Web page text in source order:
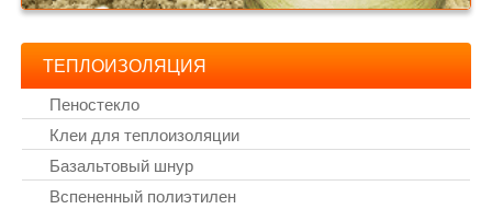
ТЕПЛОИЗОЛЯЦИЯ
Пеностекло
Клеи для теплоизоляции
Базальтовый шнур
Вспененный полиэтилен